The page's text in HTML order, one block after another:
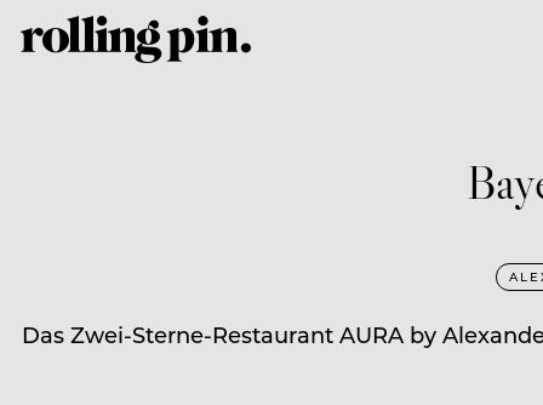
Das Zwei-Sterne-Restaurant AURA by